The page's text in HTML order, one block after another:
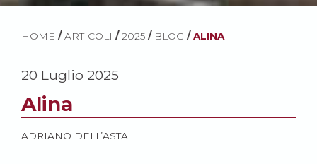
HOME / ARTICOLI / 2025 / BLOG / ALINA
20 Luglio 2025
Alina
ADRIANO DELL’ASTA